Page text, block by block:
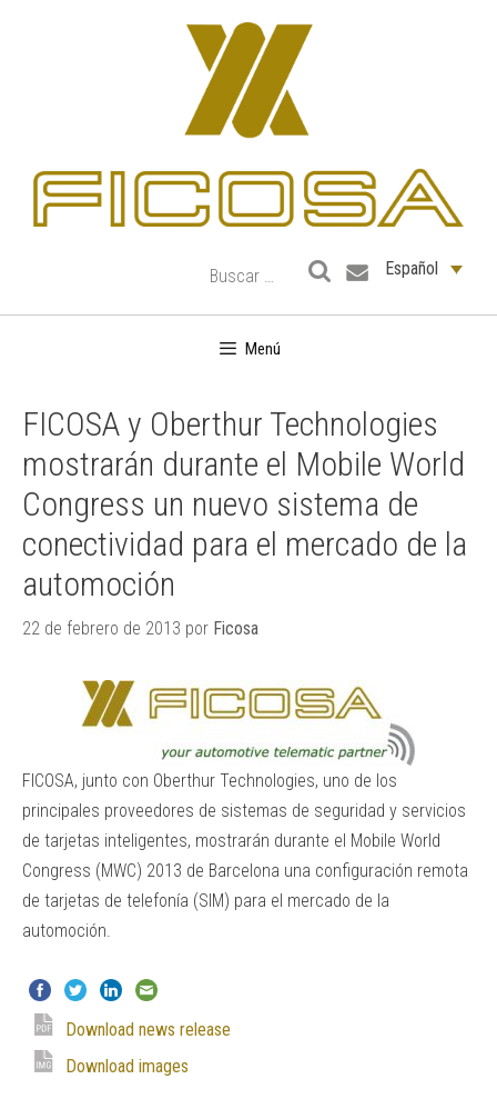
Español
Menú
FICOSA y Oberthur Technologies
mostrarán durante el Mobile World
Congress un nuevo sistema de
conectividad para el mercado de la
automoción
22 de febrero de 2013 por Ficosa
FICOSA, junto con Oberthur Technologies, uno de los
principales proveedores de sistemas de seguridad y servicios
de tarjetas inteligentes, mostrarán durante el Mobile World
Congress (MWC) 2013 de Barcelona una configuración remota
de tarjetas de telefonía (SIM) para el mercado de la
automoción.
Download news release
Download images